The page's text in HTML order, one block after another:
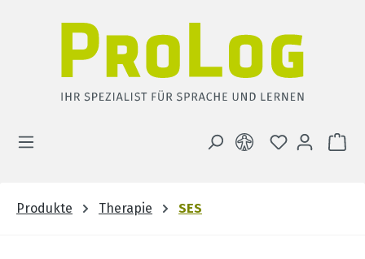
DU HAST 0
Produkte Therapie SES